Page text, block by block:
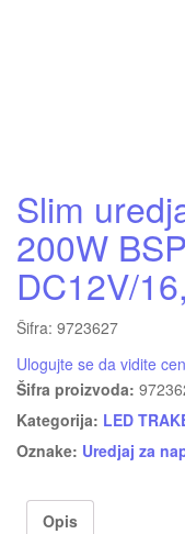
Slim
200W
DC12V/
Šifra: 9723627
Ulogujte se da vidite
Šifra proizvoda:
Kategorija: LED
Oznake: Uredjaj za
Opis